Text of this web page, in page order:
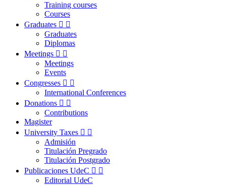
Training courses
Courses
Graduates  
Graduates
Diplomas
Meetings  
Meetings
Events
Congresses  
International Conferences
Donations  
Contributions
Magister
University Taxes  
Admisión
Titulación Pregrado
Titulación Postgrado
Publicaciones UdeC  
Editorial UdeC